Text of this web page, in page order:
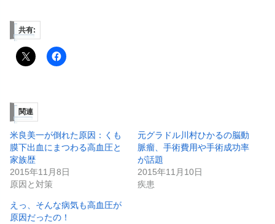
共有:
関連
米良美一が倒れた原因：くも
膜下出血にまつわる高血圧と
家族歴
2015年11月8日
原因と対策
元グラドル川村ひかるの脳動
脈瘤、手術費用や手術成功率
が話題
2015年11月10日
疾患
えっ、そんな病気も高血圧が
原因だったの！